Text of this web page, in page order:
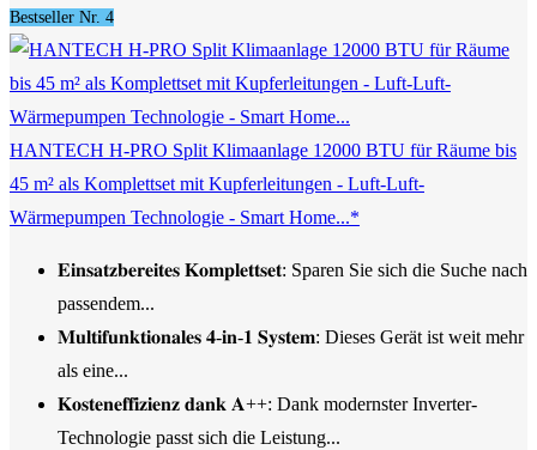
Bestseller Nr. 4
HANTECH H-PRO Split Klimaanlage 12000 BTU für Räume bis
45 m² als Komplettset mit Kupferleitungen - Luft-Luft-
Wärmepumpen Technologie - Smart Home...*
𝐄𝐢𝐧𝐬𝐚𝐭𝐳𝐛𝐞𝐫𝐞𝐢𝐭𝐞𝐬 𝐊𝐨𝐦𝐩𝐥𝐞𝐭𝐭𝐬𝐞𝐭: Sparen Sie sich die Suche nach
passendem...
𝐌𝐮𝐥𝐭𝐢𝐟𝐮𝐧𝐤𝐭𝐢𝐨𝐧𝐚𝐥𝐞𝐬 𝟒-𝐢𝐧-𝟏 𝐒𝐲𝐬𝐭𝐞𝐦: Dieses Gerät ist weit mehr
als eine...
𝐊𝐨𝐬𝐭𝐞𝐧𝐞𝐟𝐟𝐢𝐳𝐢𝐞𝐧𝐳 𝐝𝐚𝐧𝐤 𝐀++: Dank modernster Inverter-
Technologie passt sich die Leistung...